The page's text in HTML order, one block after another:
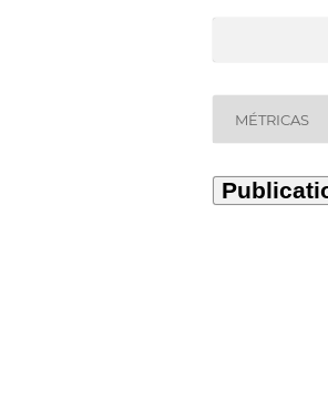
MÉTRICAS